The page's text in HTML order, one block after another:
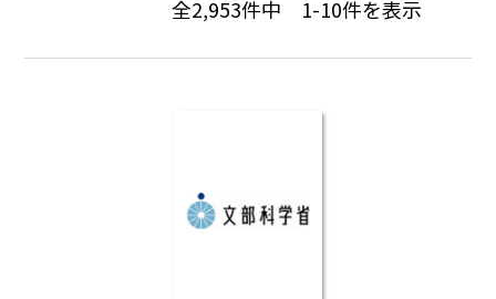
全2,953件中 1-10件を表示